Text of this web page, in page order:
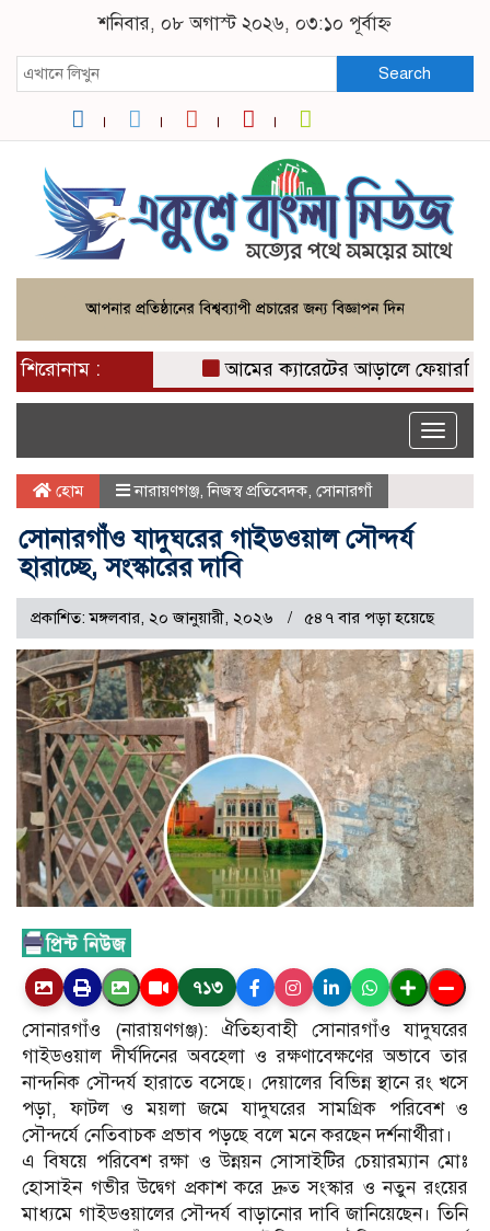
শনিবার, ০৮ অগাস্ট ২০২৬, ০৩:১০ পূর্বাহ্ন
Search
শিরোনাম : আমের ক্যারেটের আড়ালে ফেয়ারডিল
Toggle
হোম নারায়ণগঞ্জ,নিজস্ব প্রতিবেদক, সোনারগাঁ
সোনারগাঁও যাদুঘরের গাইডওয়াল সৌন্দর্য
হারাচ্ছে, সংস্কারের দাবি
প্রকাশিত: মঙ্গলবার, ২০ জানুয়ারী, ২০২৬ ৫৪৭ বার পড়া হয়েছে
৭১৩
সোনারগাঁও (নারায়ণগঞ্জ): ঐতিহ্যবাহী সোনারগাঁও যাদুঘরের
গাইডওয়াল দীর্ঘদিনের অবহেলা ও রক্ষণাবেক্ষণের অভাবে তার
নান্দনিক সৌন্দর্য হারাতে বসেছে। দেয়ালের বিভিন্ন স্থানে রং খসে
পড়া, ফাটল ও ময়লা জমে যাদুঘরের সামগ্রিক পরিবেশ ও
সৌন্দর্যে নেতিবাচক প্রভাব পড়ছে বলে মনে করছেন দর্শনার্থীরা।
এ বিষয়ে পরিবেশ রক্ষা ও উন্নয়ন সোসাইটির চেয়ারম্যান মোঃ
হোসাইন গভীর উদ্বেগ প্রকাশ করে দ্রুত সংস্কার ও নতুন রংয়ের
মাধ্যমে গাইডওয়ালের সৌন্দর্য বাড়ানোর দাবি জানিয়েছেন। তিনি